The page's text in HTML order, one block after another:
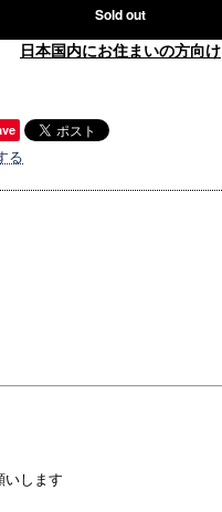
Sold out
日本国内にお住まいの方向け
る
いします